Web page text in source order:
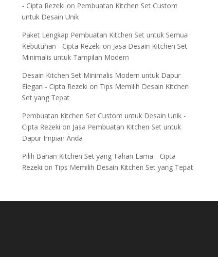
- Cipta Rezeki on Pembuatan Kitchen Set Custom
untuk Desain Unik
Paket Lengkap Pembuatan Kitchen Set untuk Semua
Kebutuhan - Cipta Rezeki on Jasa Desain Kitchen Set
Minimalis untuk Tampilan Modern
Desain Kitchen Set Minimalis Modern untuk Dapur
Elegan - Cipta Rezeki on Tips Memilih Desain Kitchen
Set yang Tepat
Pembuatan Kitchen Set Custom untuk Desain Unik -
Cipta Rezeki on Jasa Pembuatan Kitchen Set untuk
Dapur Impian Anda
Pilih Bahan Kitchen Set yang Tahan Lama - Cipta
Rezeki on Tips Memilih Desain Kitchen Set yang Tepat